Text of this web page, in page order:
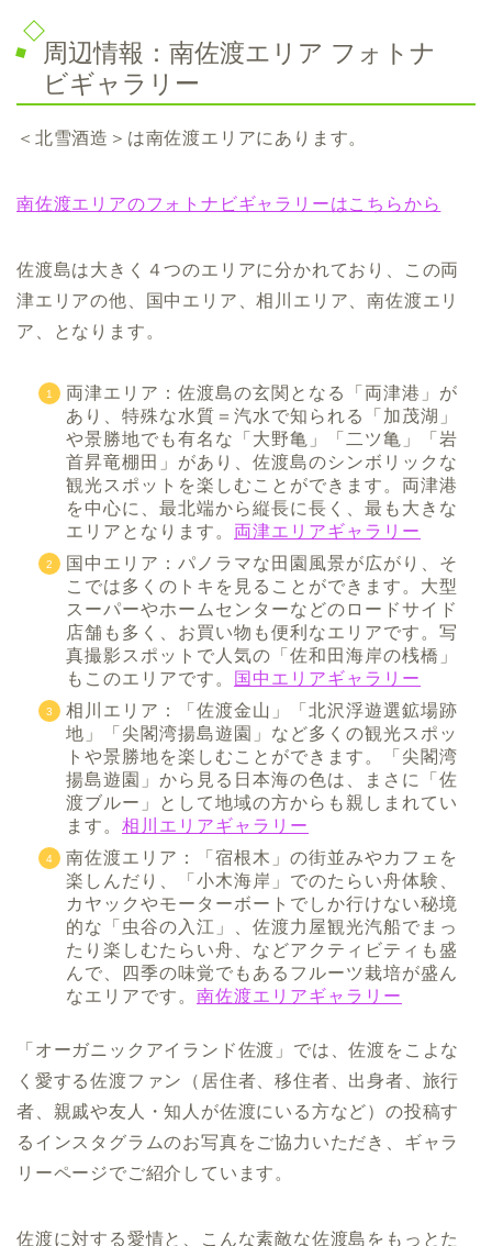
周辺情報：南佐渡エリア フォトナ
ビギャラリー
＜北雪酒造＞は南佐渡エリアにあります。
南佐渡エリアのフォトナビギャラリーはこちらから
佐渡島は大きく４つのエリアに分かれており、この両
津エリアの他、国中エリア、相川エリア、南佐渡エリ
ア、となります。
両津エリア：佐渡島の玄関となる「両津港」が
あり、特殊な水質＝汽水で知られる「加茂湖」
や景勝地でも有名な「大野亀」「二ツ亀」「岩
首昇竜棚田」があり、佐渡島のシンボリックな
観光スポットを楽しむことができます。両津港
を中心に、最北端から縦長に長く、最も大きな
エリアとなります。 両津エリアギャラリー
国中エリア：パノラマな田園風景が広がり、そ
こでは多くのトキを見ることができます。大型
スーパーやホームセンターなどのロードサイド
店舗も多く、お買い物も便利なエリアです。写
真撮影スポットで人気の「佐和田海岸の桟橋」
もこのエリアです。
国中エリアギャラリー
相川エリア：「佐渡金山」「北沢浮遊選鉱場跡
地」「尖閣湾揚島遊園」など多くの観光スポッ
トや景勝地を楽しむことができます。「尖閣湾
揚島遊園」から見る日本海の色は、まさに「佐
渡ブルー」として地域の方からも親しまれてい
ます。 相川エリアギャラリー
南佐渡エリア：「宿根木」の街並みやカフェを
楽しんだり、「小木海岸」でのたらい舟体験、
カヤックやモーターボートでしか行けない秘境
的な「虫谷の入江」、佐渡力屋観光汽船でまっ
たり楽しむたらい舟、などアクティビティも盛
んで、四季の味覚でもあるフルーツ栽培が盛ん
なエリアです。 南佐渡エリアギャラリー
「オーガニックアイランド佐渡」では、佐渡をこよな
く愛する佐渡ファン（居住者、移住者、出身者、旅行
者、親戚や友人・知人が佐渡にいる方など）の投稿す
るインスタグラムのお写真をご協力いただき、ギャラ
リーページでご紹介しています。
佐渡に対する愛情と、こんな素敵な佐渡島をもっとた